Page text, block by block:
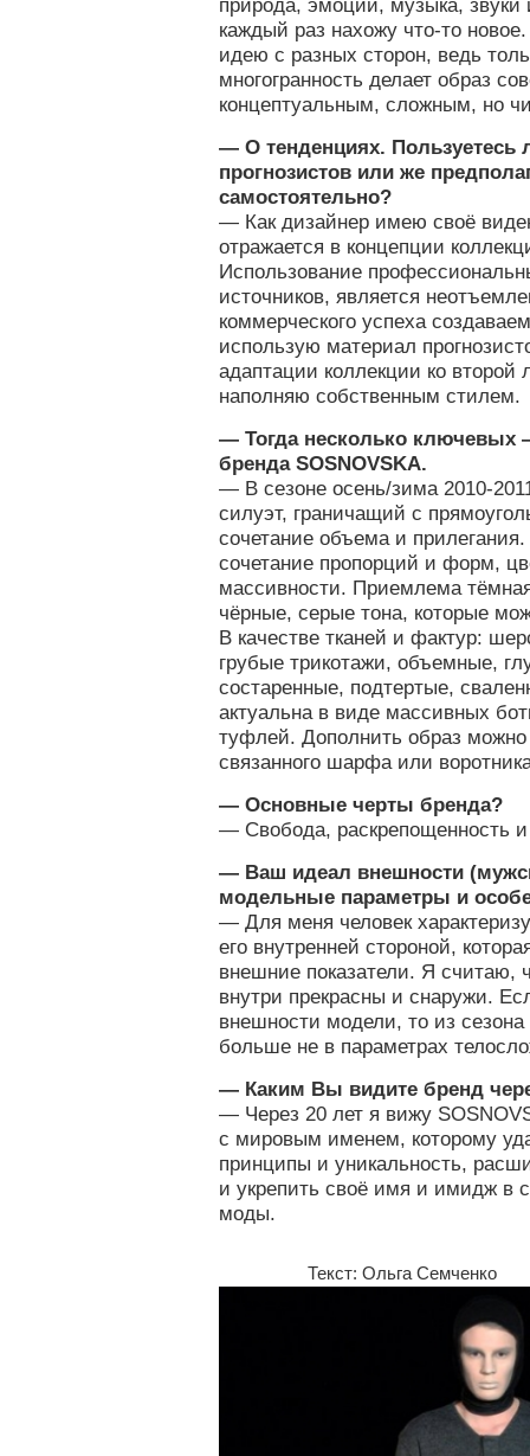
природа, эмоции, музыка, звуки
каждый раз нахожу что-то
идею с разных сторон, ведь
многогранность делает образ
концептуальным, сложным, но
— О тенденциях.
прогнозистов или же
самостоятельно?
— Как дизайнер имею своё
отражается в концепции
Использование
источников, является
коммерческого успеха
использую материал
адаптации коллекции ко второй
наполняю собственным стилем.
— Тогда несколько ключевых
бренда SOSNOVSKA.
— В сезоне осень/зима 2010-
силуэт, граничащий с
сочетание объема и
сочетание пропорций и форм,
массивности. Приемлема
чёрные, серые тона, которые
В качестве тканей и фактур:
грубые трикотажи, объемные,
состаренные, подтертые,
актуальна в виде массивных
туфлей. Дополнить образ
связанного шарфа или
— Основные черты бренда?
— Свобода, раскрепощенность
— Ваш идеал внешности
модельные параметры и
— Для меня человек
его внутренней стороной,
внешние показатели. Я считаю,
внутри прекрасны и снаружи.
внешности модели, то из
больше не в параметрах
— Каким Вы видите бренд
— Через 20 лет я вижу
с мировым именем, которому
принципы и уникальность,
и укрепить своё имя и имидж в
моды.
Текст: Ольга Семченко